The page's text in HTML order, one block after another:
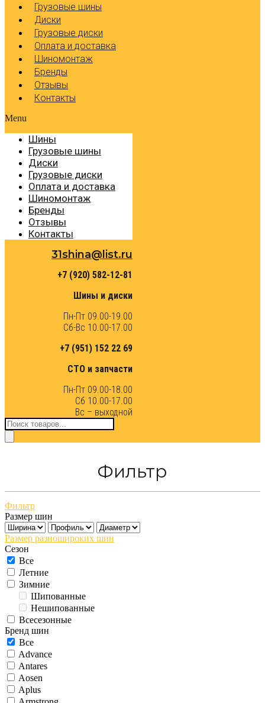
Грузовые шины
Диски
Грузовые диски
Оплата и доставка
Шиномонтаж
Бренды
Отзывы
Контакты
Menu
Шины
Грузовые шины
Диски
Грузовые диски
Оплата и доставка
Шиномонтаж
Бренды
Отзывы
Контакты
31shina@list.ru
+7 (920) 582-12-81
Шины и диски
Пн-Пт 09.00-19.00
Сб-Вс 10.00-17.00
+7 (951) 152 22 69
СТО и запчасти
Пн-Пт 09.00-18.00
Сб 10.00-17.00
Вс – выходной
Поиск
товаров
Фильтр
Фильтр
Размер шин
Размер разношироких шин
Сезон
Все
Летние
Зимние
Шипованные
Нешипованные
Всесезонные
Бренд шин
Все
Advance
Antares
Aosen
Aplus